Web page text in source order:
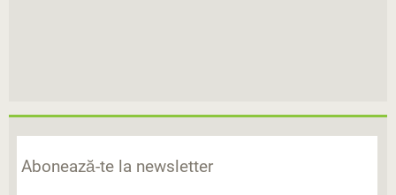
Abonează-te la newsletter